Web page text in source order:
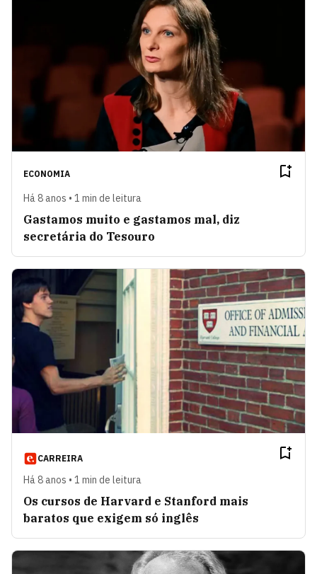
ECONOMIA
Há 8 anos • 1 min de leitura
Gastamos muito e gastamos mal, diz
secretária do Tesouro
CARREIRA
Há 8 anos • 1 min de leitura
Os cursos de Harvard e Stanford mais
baratos que exigem só inglês